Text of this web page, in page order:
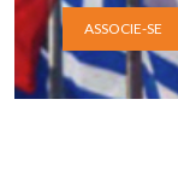
ASSOCIE-SE